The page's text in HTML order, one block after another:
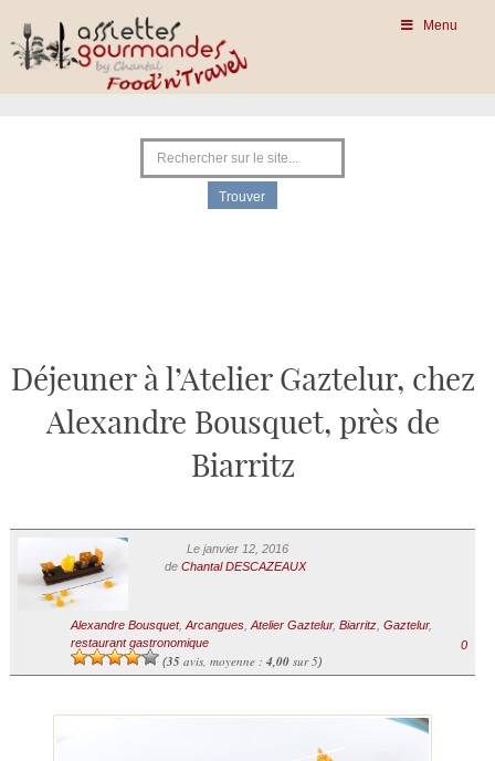
Menu
Déjeuner à l’Atelier Gaztelur, chez
Alexandre Bousquet, près de
Biarritz
Le janvier 12, 2016
de Chantal DESCAZEAUX
Alexandre Bousquet, Arcangues, Atelier Gaztelur, Biarritz, Gaztelur,
restaurant gastronomique
(35avis, moyenne : 4,00sur 5)
0